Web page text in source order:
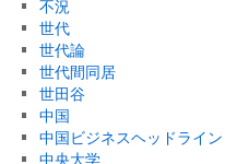
不況
世代
世代論
世代間同居
世田谷
中国
中国ビジネスヘッドライン
中央大学